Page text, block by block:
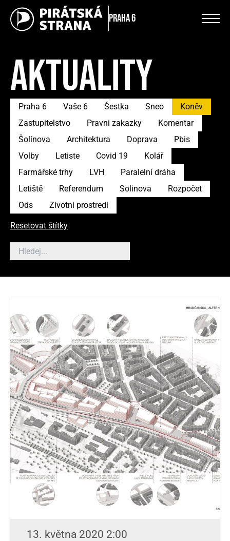
Praha 6
AKTUALITY
Praha 6 Vaše 6 Šestka Sneo
Koněv
Zastupitelstvo
Pravni zakazky
Komentar
Šolínova
Architektura Doprava
Pbis
Volby
Letiste Covid 19
Kolář
Farmářské trhy
LVH
Paralelní dráha
Letiště
Referendum Solinova
Rozpočet
Ods
Zivotni prostredi
Resetovat štítky
13. května 2020 2:00